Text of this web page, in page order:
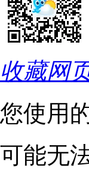
收藏网
您使用
可能无